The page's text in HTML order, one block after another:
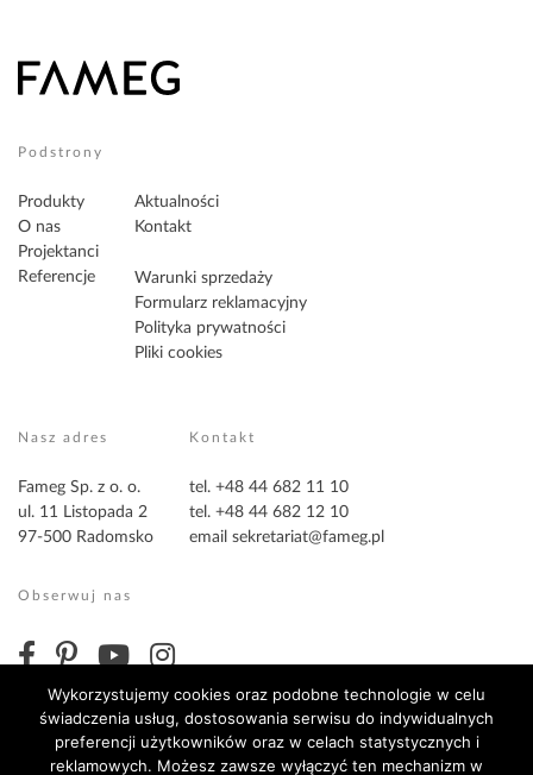
Podstrony
Produkty
O nas
Projektanci
Referencje
Aktualności
Kontakt
Warunki sprzedaży
Formularz reklamacyjny
Polityka prywatności
Pliki cookies
Nasz adres
Fameg Sp. z o. o.
ul. 11 Listopada 2
97-500 Radomsko
Kontakt
tel. +48 44 682 11 10
tel. +48 44 682 12 10
email sekretariat@fameg.pl
Obserwuj nas
Wykorzystujemy cookies oraz podobne technologie w celu
świadczenia usług, dostosowania serwisu do indywidualnych
preferencji użytkowników oraz w celach statystycznych i
reklamowych. Możesz zawsze wyłączyć ten mechanizm w